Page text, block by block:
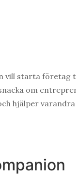
vill starta företag
om
hjälper